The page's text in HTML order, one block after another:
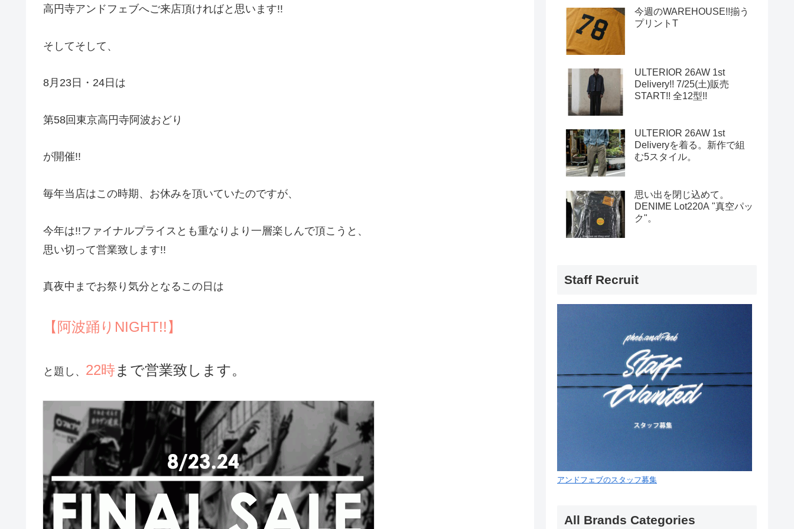
高円寺アンドフェブへご来店頂ければと思います!!
そしてそして、
8月23日・24日は
第58回東京高円寺阿波おどり
が開催!!
毎年当店はこの時期、お休みを頂いていたのですが、
今年は!!ファイナルプライスとも重なりより一層楽しんで頂こうと、
思い切って営業致します!!
真夜中までお祭り気分となるこの日は
【阿波踊りNIGHT!!】
と題し、 22時 まで営業致します。
今週のWAREHOUSE!!揃う
プリントT
ULTERIOR 26AW 1st
Delivery!! 7/25(土)販売
START!! 全12型!!
ULTERIOR 26AW 1st
Deliveryを着る。新作で組
む5スタイル。
思い出を閉じ込めて。
DENIME Lot220A "真空パッ
ク"。
Staff Recruit
アンドフェブのスタッフ募集
All Brands Categories